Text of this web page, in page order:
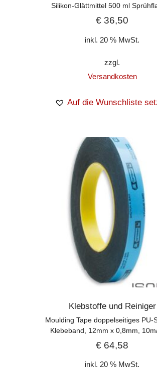
Silikon-Glättmittel 500 ml
€ 36,50
inkl. 20 % MwSt.
zzgl.
Versandkosten
Auf die Wunschliste
Klebstoffe und Reiniger
Moulding Tape doppelseitiges PU-
Klebeband, 12mm x 0,8mm,
€ 64,58
inkl. 20 % MwSt.